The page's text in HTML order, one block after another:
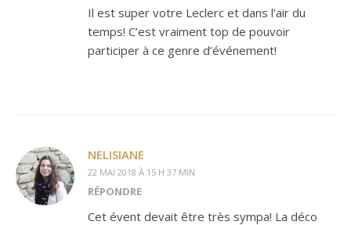
Il est super votre Leclerc et dans l’air du
temps! C’est vraiment top de pouvoir
participer à ce genre d’événement!
NELISIANE
22 MAI 2018 À 15 H 37 MIN
RÉPONDRE
Cet évent devait être très sympa! La déco